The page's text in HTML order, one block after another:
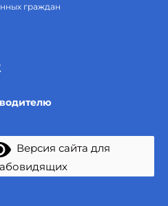
граждан
Версия сайта для